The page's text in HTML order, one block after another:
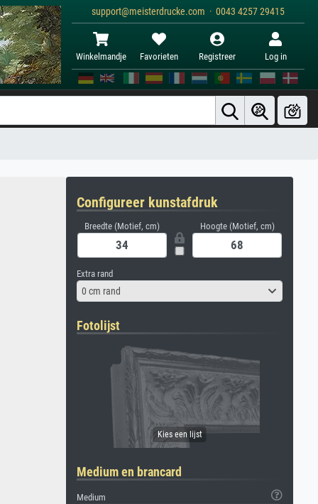
support@meisterdrucke.com · 0043 4257 29415
Winkelmandje Favorieten Registreer Log in
Configureer kunstafdruk
Breedte (Motief, cm) Hoogte (Motief, cm)
Extra rand
0 cm rand
Fotolijst
Medium en brancard
Medium